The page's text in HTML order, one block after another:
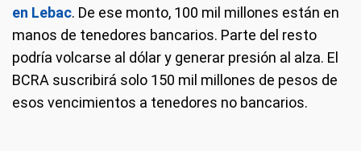
en Lebac. De ese monto, 100 mil millones están en
manos de tenedores bancarios. Parte del resto
podría volcarse al dólar y generar presión al alza. El
BCRA suscribirá solo 150 mil millones de pesos de
esos vencimientos a tenedores no bancarios.